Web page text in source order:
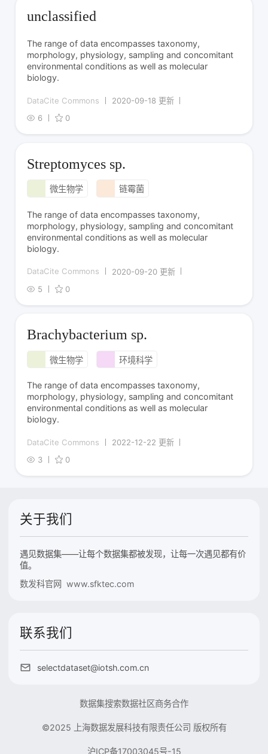
unclassified
The range of data encompasses taxonomy,
morphology, physiology, sampling and concomitant
environmental conditions as well as molecular
biology.
DataCite Commons
2020-09-18 更新
6
0
Streptomyces sp.
微生物学 链霉菌
The range of data encompasses taxonomy,
morphology, physiology, sampling and concomitant
environmental conditions as well as molecular
biology.
DataCite Commons
2020-09-20 更新
5
0
Brachybacterium sp.
微生物学 环境科学
The range of data encompasses taxonomy,
morphology, physiology, sampling and concomitant
environmental conditions as well as molecular
biology.
DataCite Commons
2022-12-22 更新
3
0
关于我们
遇见数据集——让每个数据集都被发现，让每一次遇见都有价
值。
数发科官网 www.sfktec.com
联系我们
selectdataset@iotsh.com.cn
数据集搜索数据社区商务合作
©2025 上海数据发展科技有限责任公司 版权所有
沪ICP备17003045号-15